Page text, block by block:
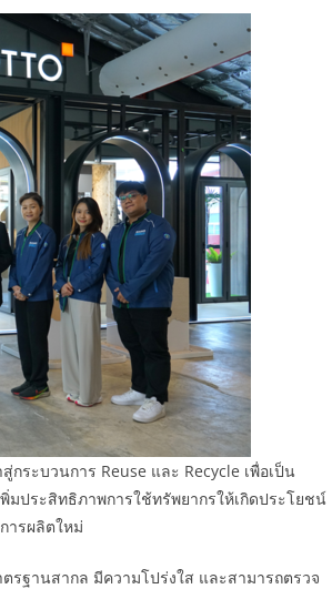
ระบวนการ Reuse และ Recycle เพื่อเป็น
ประสิทธิภาพการใช้ทรัพยากรให้เกิดประโยชน์
ารผลิตใหม่
รฐานสากล มีความโปร่งใส และสามารถตรวจ